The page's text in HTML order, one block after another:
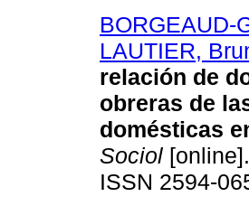
BORGEAUD-
LAUTIER,
relación de
obreras de
domésticas
Sociol
ISSN 2594-